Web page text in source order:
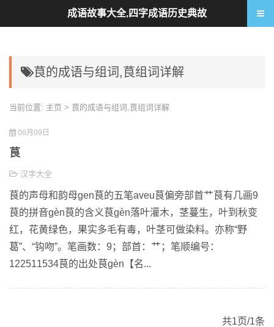
茛的成语与组词,茛组词详解
当前位置: 主页 > 茛的成语与组词,茛组词详解
06月09日
茛
汉字大全
茛的声母和韵母gen茛的五笔aveu茛偏旁部首艹茛有几画9
茛的拼音gèn茛的含义茛gèn落叶灌木，茎蔓生，叶到秋变
红，花黄绿色，果实多毛有毒，叶茎可做染料。亦称“野
葛”、“钩吻”。笔画数：9；部首：艹；笔顺编号：
122511534茛的出处茛gèn【名...
共1页/1条
成语故事大全,四字成语历史典故